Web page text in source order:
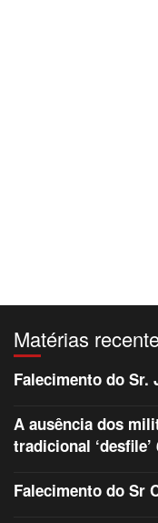
Matérias
Falecimento do Sr.
A ausência dos
tradicional
Falecimento do Sr